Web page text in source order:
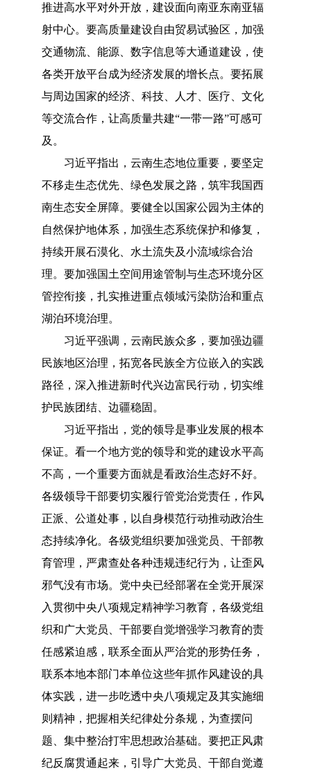
推进高水平对外开放，建设面向南亚东南亚辐
射中心。要高质量建设自由贸易试验区，加强
交通物流、能源、数字信息等大通道建设，使
各类开放平台成为经济发展的增长点。要拓展
与周边国家的经济、科技、人才、医疗、文化
等交流合作，让高质量共建“一带一路”可感可
及。
习近平指出，云南生态地位重要，要坚定
不移走生态优先、绿色发展之路，筑牢我国西
南生态安全屏障。要健全以国家公园为主体的
自然保护地体系，加强生态系统保护和修复，
持续开展石漠化、水土流失及小流域综合治
理。要加强国土空间用途管制与生态环境分区
管控衔接，扎实推进重点领域污染防治和重点
湖泊环境治理。
习近平强调，云南民族众多，要加强边疆
民族地区治理，拓宽各民族全方位嵌入的实践
路径，深入推进新时代兴边富民行动，切实维
护民族团结、边疆稳固。
习近平指出，党的领导是事业发展的根本
保证。看一个地方党的领导和党的建设水平高
不高，一个重要方面就是看政治生态好不好。
各级领导干部要切实履行管党治党责任，作风
正派、公道处事，以自身模范行动推动政治生
态持续净化。各级党组织要加强党员、干部教
育管理，严肃查处各种违规违纪行为，让歪风
邪气没有市场。党中央已经部署在全党开展深
入贯彻中央八项规定精神学习教育，各级党组
织和广大党员、干部要自觉增强学习教育的责
任感紧迫感，联系全面从严治党的形势任务，
联系本地本部门本单位这些年抓作风建设的具
体实践，进一步吃透中央八项规定及其实施细
则精神，把握相关纪律处分条规，为查摆问
题、集中整治打牢思想政治基础。要把正风肃
纪反腐贯通起来，引导广大党员、干部自觉遵